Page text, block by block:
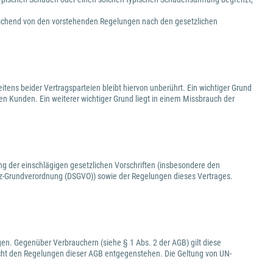
von den vorstehenden Regelungen nach den gesetzlichen
beider Vertragsparteien bleibt hiervon unberührt. Ein wichtiger Grund
Kunden. Ein weiterer wichtiger Grund liegt in einem Missbrauch der
der einschlägigen gesetzlichen Vorschriften (insbesondere den
(DSGVO)) sowie der Regelungen dieses Vertrages.
Gegenüber Verbrauchern (siehe § 1 Abs. 2 der AGB) gilt diese
Regelungen dieser AGB entgegenstehen. Die Geltung von UN-